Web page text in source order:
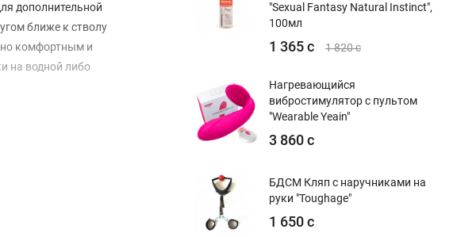
дополнительной
ближе к стволу
комфортным и
на водной либо
"Sexual Fantasy Natural Instinct",
100мл
1 365 с 1 820 с
Нагревающийся
вибростимулятор с пультом
"Wearable Yeain"
3 860 с
БДСМ Кляп с наручниками на
руки "Toughage"
1 650 с